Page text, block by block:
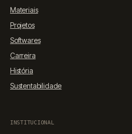
Materiais
Projetos
Softwares
Carreira
História
Sustentabilidade
INSTITUCIONAL